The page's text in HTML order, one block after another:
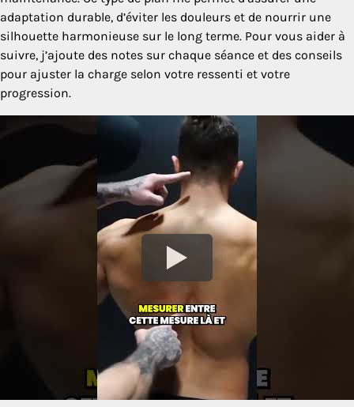
adaptation durable, d’éviter les douleurs et de nourrir une
silhouette harmonieuse sur le long terme. Pour vous aider à
suivre, j’ajoute des notes sur chaque séance et des conseils
pour ajuster la charge selon votre ressenti et votre
progression.